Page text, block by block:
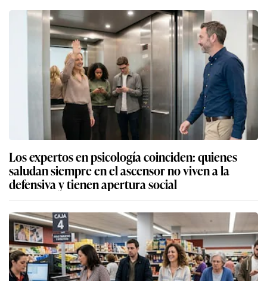
Los expertos en psicología coinciden: quienes
saludan siempre en el ascensor no viven a la
defensiva y tienen apertura social